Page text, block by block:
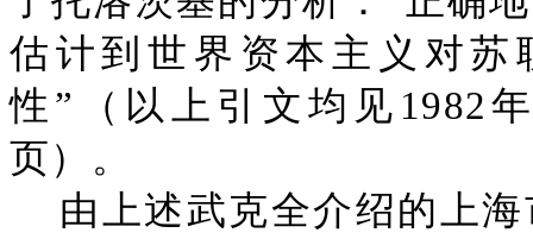
估计到世界资本主义对
性”（以上引文均见1982
页）。
由上述武克全介绍的上